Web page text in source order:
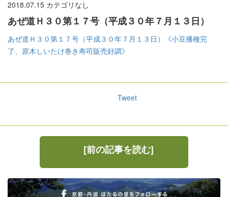
2018.07.15 カテゴリなし
あぜ道Ｈ３０第１７号（平成３０年７月１３日）
あぜ道Ｈ３０第１７号（平成３０年７月１３日）《小豆播種完
了、原木しいたけ巻き寿司販売好調》
Tweet
[前の記事を読む]